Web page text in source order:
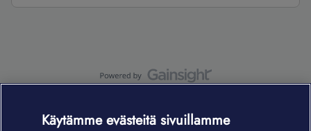
Käytämme evästeitä sivuillamme